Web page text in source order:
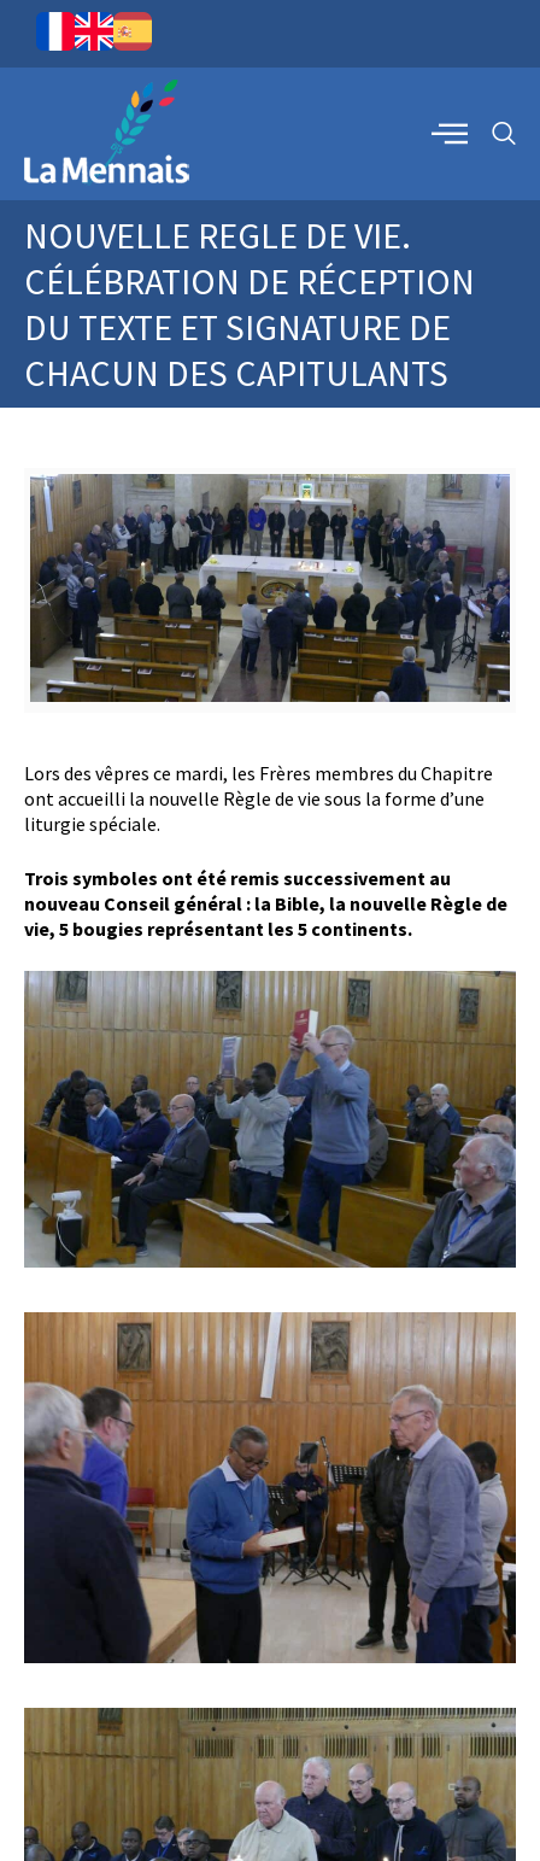
NOUVELLE REGLE DE VIE.
CÉLÉBRATION DE RÉCEPTION
DU TEXTE ET SIGNATURE DE
CHACUN DES CAPITULANTS
Lors des vêpres ce mardi, les Frères membres du Chapitre
ont accueilli la nouvelle Règle de vie sous la forme d’une
liturgie spéciale.
Trois symboles ont été remis successivement au
nouveau Conseil général : la Bible, la nouvelle Règle de
vie, 5 bougies représentant les 5 continents.